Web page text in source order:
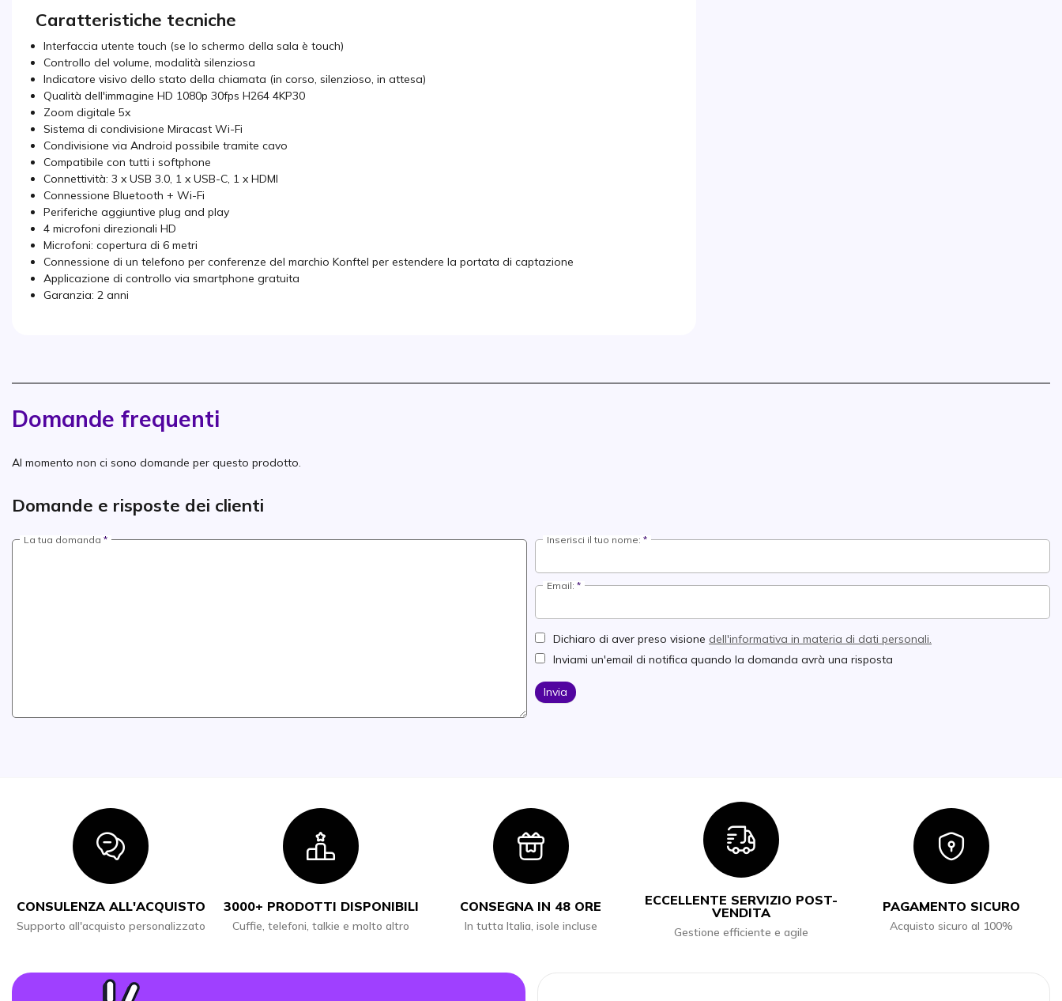
Caratteristiche tecniche
Interfaccia utente touch (se lo schermo della sala è touch)
Controllo del volume, modalità silenziosa
Indicatore visivo dello stato della chiamata (in corso, silenzioso, in attesa)
Qualità dell'immagine HD 1080p 30fps H264 4KP30
Zoom digitale 5x
Sistema di condivisione Miracast Wi-Fi
Condivisione via Android possibile tramite cavo
Compatibile con tutti i softphone
Connettività: 3 x USB 3.0, 1 x USB-C, 1 x HDMI
Connessione Bluetooth + Wi-Fi
Periferiche aggiuntive plug and play
4 microfoni direzionali HD
Microfoni: copertura di 6 metri
Connessione di un telefono per conferenze del marchio Konftel per estendere la portata di captazione
Applicazione di controllo via smartphone gratuita
Garanzia: 2 anni
Domande frequenti
Al momento non ci sono domande per questo prodotto.
Domande e risposte dei clienti
La tua domanda Inserisci il tuo nome:
Email:
Dichiaro di aver preso visione dell'informativa in materia di dati personali.
Inviami un'email di notifica quando la domanda avrà una risposta
Invia
Icon
CONSULENZA ALL'ACQUISTO
Supporto all'acquisto personalizzato
Icon
3000+ PRODOTTI DISPONIBILI
Cuffie, telefoni, talkie e molto altro
Icon
CONSEGNA IN 48 ORE
In tutta Italia, isole incluse
Icon
ECCELLENTE SERVIZIO POST-
VENDITA
Gestione efficiente e agile
Icon
PAGAMENTO SICURO
Acquisto sicuro al 100%